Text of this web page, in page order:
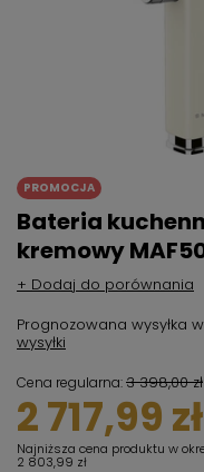
PROMOCJA
Bateria
kremowy
+ Dodaj do porównania
Prognozowana wysyłka
wysyłki
Cena regularna:3 398,00 zł
2 717,99 zł
Najniższa cena produktu w
2 803,99 zł